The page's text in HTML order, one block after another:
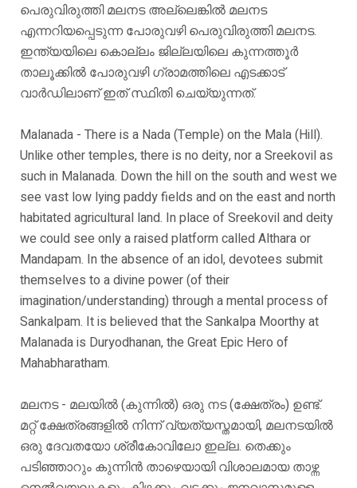
പെരുവിരുത്തി മലനട അല്ലെങ്കിൽ മലനട
എന്നറിയപ്പെടുന്ന പോരുവഴി പെരുവിരുത്തി മലനട.
ഇന്ത്യയിലെ കൊല്ലം ജില്ലയിലെ കുന്നത്തൂർ
താലൂക്കിൽ പോരുവഴി ഗ്രാമത്തിലെ എടക്കാട്
വാർഡിലാണ് ഇത് സ്ഥിതി ചെയ്യുന്നത്.
Malanada - There is a Nada (Temple) on the Mala (Hill).
Unlike other temples, there is no deity, nor a Sreekovil as
such in Malanada. Down the hill on the south and west we
see vast low lying paddy fields and on the east and north
habitated agricultural land. In place of Sreekovil and deity
we could see only a raised platform called Althara or
Mandapam. In the absence of an idol, devotees submit
themselves to a divine power (of their
imagination/understanding) through a mental process of
Sankalpam. It is believed that the Sankalpa Moorthy at
Malanada is Duryodhanan, the Great Epic Hero of
Mahabharatham.
മലനട - മലയിൽ (കുന്നിൽ) ഒരു നട (ക്ഷേത്രം) ഉണ്ട്.
മറ്റ് ക്ഷേത്രങ്ങളിൽ നിന്ന് വ്യത്യസ്തമായി, മലനടയിൽ
ഒരു ദേവതയോ ശ്രീകോവിലോ ഇല്ല. തെക്കും
പടിഞ്ഞാറും കുന്നിൻ താഴെയായി വിശാലമായ താഴ്ന്ന